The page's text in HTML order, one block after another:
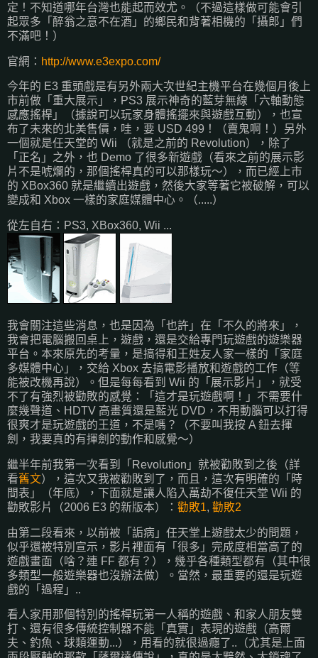
定！不知道哪年台灣也能起而效尤。（不過這樣做可能會引
起眾多「醉翁之意不在酒」的鄉民和背著相機的「攝郎」們
不滿吧！）
官網： http://www.e3expo.com/
今年的 E3 重頭戲是有另外兩大次世紀主機平台在幾個月後上
市前做「重大展示」，PS3 展示神奇的藍芽無線「六軸動態
感應搖桿」（據說可以玩家身體搖擺來與遊戲互動），也宣
布了未來的北美售價，哇，要 USD 499！（賣鬼啊！）另外
一個就是任天堂的 Wii （就是之前的 Revolution），除了
「正名」之外，也 Demo 了很多新遊戲（看來之前的展示影
片不是唬爛的，那個搖桿真的可以那樣玩～），而已經上市
的 XBox360 就是繼續出遊戲，然後大家等著它被破解，可以
變成和 Xbox 一樣的家庭媒體中心。（.....）
從左自右：PS3, XBox360, Wii ...
我會關注這些消息，也是因為「也許」在「不久的將來」，
我會把電腦搬回桌上，遊戲，還是交給專門玩遊戲的遊樂器
平台。本來原先的考量，是搞得和王姓友人家一樣的「家庭
多媒體中心」，交給 Xbox 去搞電影播放和遊戲的工作（等
能被改機再說）。但是每每看到 Wii 的「展示影片」，就受
不了有強烈被勸敗的感覺：「這才是玩遊戲啊！」不需要什
麼幾聲道、HDTV 高畫質還是藍光 DVD，不用動腦可以打得
很爽才是玩遊戲的王道，不是嗎？（不要叫我按 A 鈕去揮
劍，我要真的有揮劍的動作和感覺～）
繼半年前我第一次看到「Revolution」就被勸敗到之後（詳
看舊文），這次又我被勸敗到了，而且，這次有明確的「時
間表」（年底），下面就是讓人陷入萬劫不復任天堂 Wii 的
勸敗影片（2006 E3 的新版本）： 勸敗1, 勸敗2
由第二段看來，以前被「詬病」任天堂上遊戲太少的問題，
似乎還被特別宣示，影片裡面有「很多」完成度相當高了的
遊戲畫面（啥？連 FF 都有？），幾乎各種類型都有（其中很
多類型一般遊樂器也沒辦法做）。當然，最重要的還是玩遊
戲的「過程」..
看人家用那個特別的搖桿玩第一人稱的遊戲、和家人朋友雙
打、還有很多傳統控制器不能「真實」表現的遊戲（高爾
夫、釣魚、球類運動...），用看的就很過癮了..（尤其是上面